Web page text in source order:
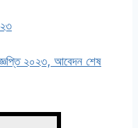
২০২৩, আবেদন শেষ